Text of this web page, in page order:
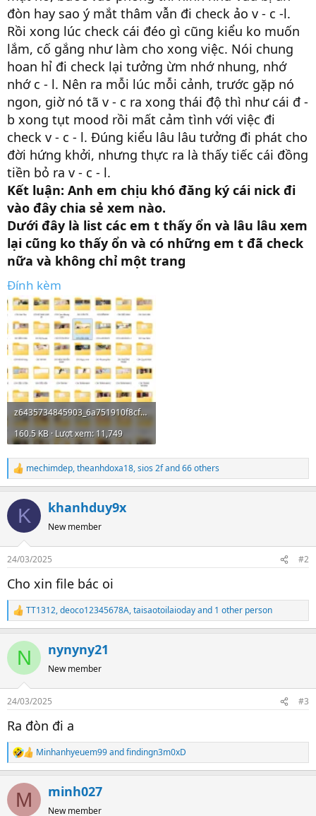
đòn hay sao ý mắt thâm vẫn đi check ảo v - c -l.
Rồi xong lúc check cái đéo gì cũng kiểu ko muốn
lắm, cố gắng như làm cho xong việc. Nói chung
hoan hỉ đi check lại tưởng ừm nhớ nhung, nhớ
nhớ c - l. Nên ra mỗi lúc mỗi cảnh, trước gặp nó
ngon, giờ nó tã v - c ra xong thái độ thì như cái đ -
b xong tụt mood rồi mất cảm tình với việc đi
check v - c - l. Đúng kiểu lâu lâu tưởng đi phát cho
đời hứng khởi, nhưng thực ra là thấy tiếc cái đồng
tiền bỏ ra v - c - l.
Kết luận: Anh em chịu khó đăng ký cái nick đi
vào đây chia sẻ xem nào.
Dưới đây là list các em t thấy ổn và lâu lâu xem
lại cũng ko thấy ổn và có những em t đã check
nữa và không chỉ một trang
Đính kèm
z6435734845903_6a751910f8cf37b02c8a037b88f9ad7e.webp
160.5 KB · Lượt xem: 11,749
R
e
c
i
s
mechimdep,theanhdoxa18,sios 2fand 66 others
K khanhduy9x
New member
24/03/2025 #2
Cho xin file bác oi
R
e
c
i
s
TT1312,deoco12345678A,taisaotoilaiodayand 1 other person
N nynyny21
New member
24/03/2025 #3
Ra đòn đi a
R
e
c
i
Minhanhyeuem99andfindingn3m0xD
M minh027
New member